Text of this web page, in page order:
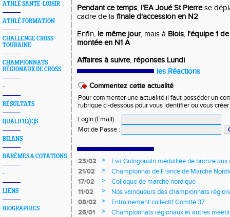
ATHLÉ SANTÉ-LOISIR
ATHLÉ FORMATION
CHALLENGE CROSS
TOURAINE
CHAMPIONNATS
RÉGIONAUX DE CROSS
-
RÉSULTATS
QUALIFIÉ(E)S
BILANS
BARÈMES & COTATIONS
-
LIENS
BIOGRAPHIES
Pendant ce temps, l'EA Joué St Pierrese
cadre de la finale d'accession en N2
Enfin, le même jour, mais à Blois, l'équipe 1
montée en N1 A
Affaires à suivre, réponses Lundi
les Réactions
Commentez cette actualité
Pour commenter une actualité il faut posséder un
rubrique ci-dessous pour vous identifier ou vous
Login (Email)
:
Mot de Passe :
23/02 >
Eva Guingouain médaillée de bronze
jeunes
21/02 >
Championnat de France de Marche
17/02
>
Colloque de marche nordique
11/02
>
Nos vainqueurs des championnats
08/02
>
Entrainement collectif Comité 37
26/01
>
Championnats régionaux et autres